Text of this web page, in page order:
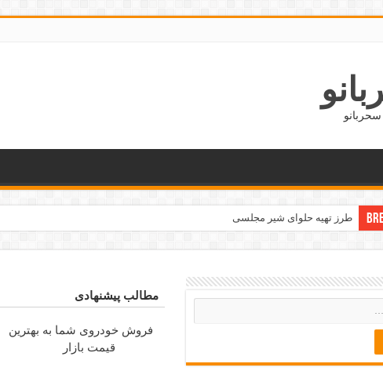
طرز تهیه حلوای شیر مجلسی
جدید ترین مدل های پافر زنانه و دخترانه کوتاه و بلند
مطالب پیشنهادی
فروش خودروی شما به بهترین
قیمت بازار